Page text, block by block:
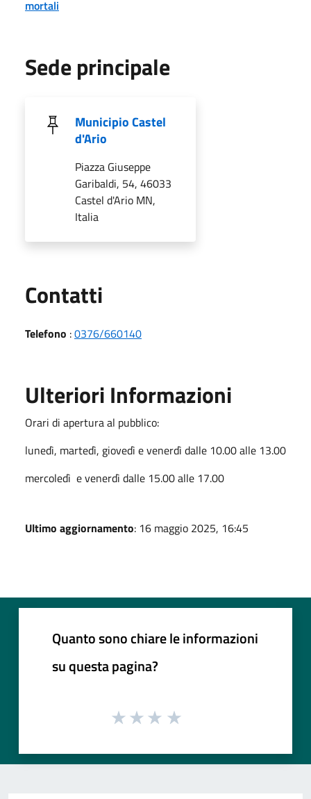
mortali
Sede principale
Municipio Castel
d'Ario
Piazza Giuseppe
Garibaldi, 54, 46033
Castel d'Ario MN,
Italia
Contatti
Telefono :0376/660140
Ulteriori Informazioni
Orari di apertura al pubblico:
lunedì, martedì, giovedì e venerdì dalle 10.00 alle 13.00
mercoledì e venerdì dalle 15.00 alle 17.00
Ultimo aggiornamento: 16 maggio 2025, 16:45
Quanto sono chiare le informazioni
su questa pagina?